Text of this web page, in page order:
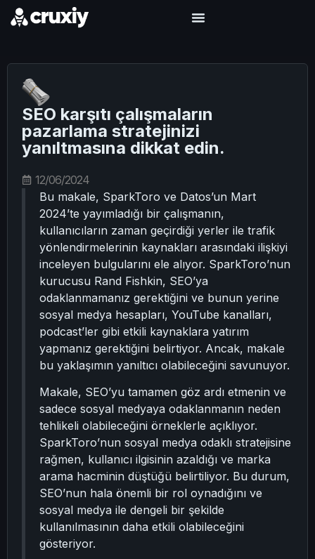
SEO karşıtı çalışmaların
pazarlama stratejinizi
yanıltmasına dikkat edin.
12/06/2024
Bu makale, SparkToro ve Datos’un Mart
2024’te yayımladığı bir çalışmanın,
kullanıcıların zaman geçirdiği yerler ile trafik
yönlendirmelerinin kaynakları arasındaki ilişkiyi
inceleyen bulgularını ele alıyor. SparkToro’nun
kurucusu Rand Fishkin, SEO’ya
odaklanmamanız gerektiğini ve bunun yerine
sosyal medya hesapları, YouTube kanalları,
podcast’ler gibi etkili kaynaklara yatırım
yapmanız gerektiğini belirtiyor. Ancak, makale
bu yaklaşımın yanıltıcı olabileceğini savunuyor.
Makale, SEO’yu tamamen göz ardı etmenin ve
sadece sosyal medyaya odaklanmanın neden
tehlikeli olabileceğini örneklerle açıklıyor.
SparkToro’nun sosyal medya odaklı stratejisine
rağmen, kullanıcı ilgisinin azaldığı ve marka
arama hacminin düştüğü belirtiliyor. Bu durum,
SEO’nun hala önemli bir rol oynadığını ve
sosyal medya ile dengeli bir şekilde
kullanılmasının daha etkili olabileceğini
gösteriyor.